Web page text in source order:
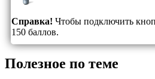
Справка! Чтобы подключить
150 баллов.
Полезное по теме